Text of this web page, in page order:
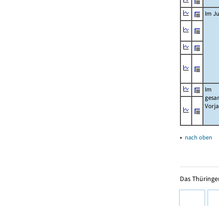
Im
Im
▴ nach oben
Das